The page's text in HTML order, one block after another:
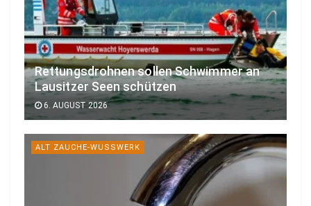
Rettungsdrohnen sollen Schwimmer an
Lausitzer Seen schützen
6. AUGUST 2026
ALT ZAUCHE-WUSSWERK